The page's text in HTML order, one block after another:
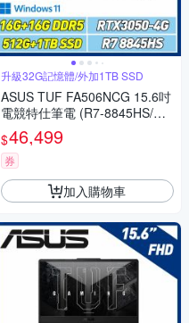
升級32G記憶體/外加1TB SSD
ASUS TUF FA506NCG 15.6吋
電競特仕筆電 (R7-8845HS/RT
X3050 4GB/16G+16G/512G+1
TB SSD/曜石黑)
$46,499
券
加入購物車